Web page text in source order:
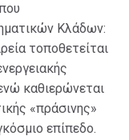
Κλάδων:
τοποθετείται
καθιερώνεται
«πράσινης»
επίπεδο.